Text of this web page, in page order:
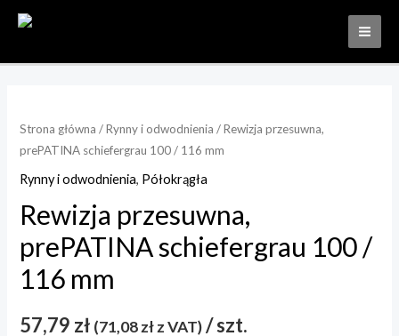
Strona główna /Rynny i odwodnienia / Rewizja przesuwna,
prePATINA schiefergrau 100 / 116 mm
Rynny i odwodnienia, Półokrągła
Rewizja przesuwna,
prePATINA schiefergrau 100 /
116 mm
57,79 zł (71,08złz VAT)/ szt.